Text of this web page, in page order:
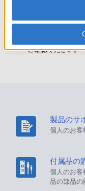
「Airpeak Flight
のリンクを実行し
コントロールケー
す。機体-ジンバ
ご確認ください。
製品のサ
個人のお客
付属品の
個人のお客
品の部品の